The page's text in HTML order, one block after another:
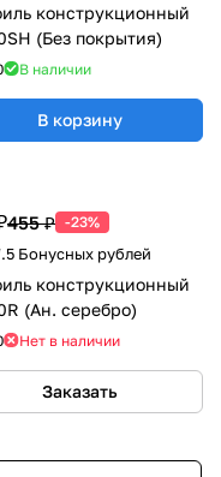
конструкционный
(Без покрытия)
В наличии
В корзину
455 ₽ -23%
Бонусных рублей
конструкционный
(Ан. серебро)
Нет в наличии
Заказать